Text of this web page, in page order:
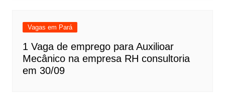
Vagas em Pará
1 Vaga de emprego para Auxilioar
Mecânico na empresa RH consultoria
em 30/09